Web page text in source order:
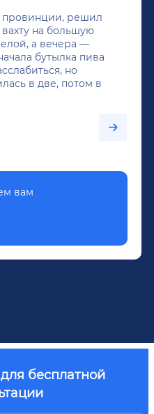
провинции, решил
вахту на большую
а вечера —
бутылка пива
но
в две, потом в
уже пил почти
по методу
вам
бесплатной